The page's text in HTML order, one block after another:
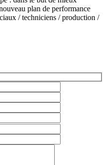
plan de performance
/ techniciens / production /